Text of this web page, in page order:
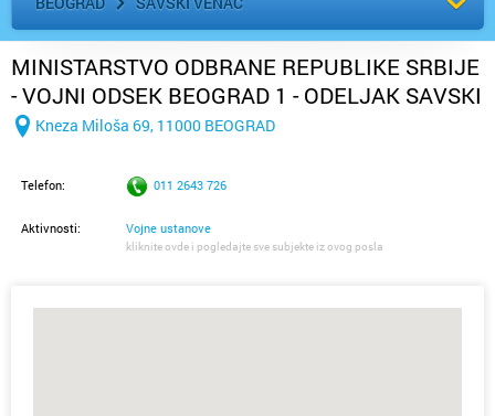
MINISTARSTVO ODBRANE REPUBLIKE SRBIJE
- VOJNI ODSEK BEOGRAD 1 - ODELJAK SAVSKI
VENAC
Kneza Miloša 69, 11000 BEOGRAD
Telefon: 011 2643 726
Aktivnosti: Vojne ustanove
kliknite ovde i pogledajte sve subjekte iz ovog posla